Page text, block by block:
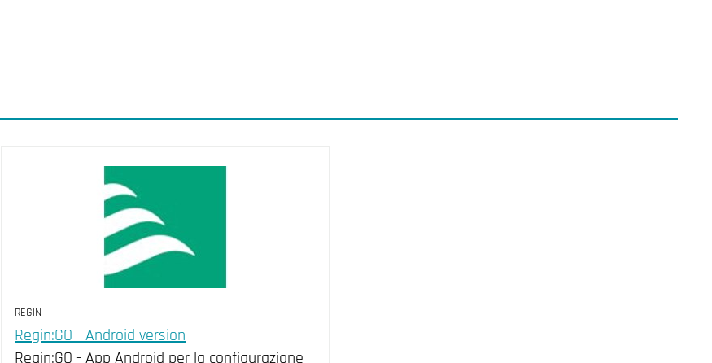
REGIN
Regin:GO - Android version
Regin:GO - App Android per la configurazione